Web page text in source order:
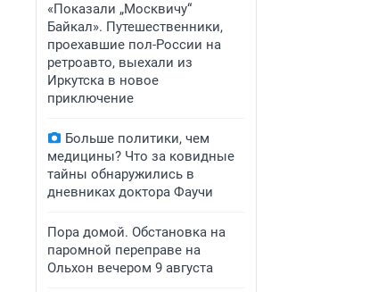
«Показали „Москвичу“
Байкал». Путешественники,
проехавшие пол-России на
ретроавто, выехали из
Иркутска в новое
приключение
Больше политики, чем
медицины? Что за ковидные
тайны обнаружились в
дневниках доктора Фаучи
Пора домой. Обстановка на
паромной переправе на
Ольхон вечером 9 августа